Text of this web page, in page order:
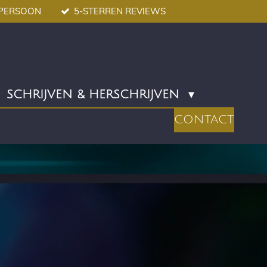
5-STERREN REVIEWS
SCHRIJVEN & HERSCHRIJVEN
CONTACT